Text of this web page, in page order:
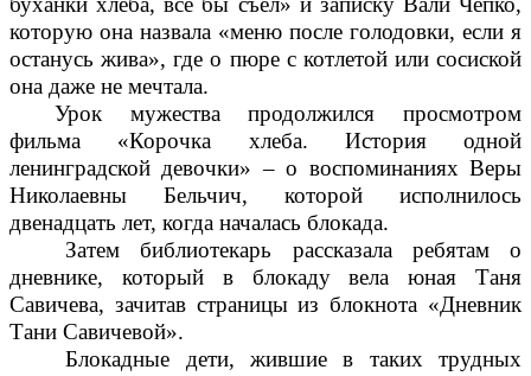
которую она назвала «меню после голодовки, если я
останусь жива», где о пюре с котлетой или сосиской
она даже не мечтала.
Урок мужества продолжился просмотром
фильма «Корочка хлеба. История одной
ленинградской девочки» – о воспоминаниях Веры
Николаевны Бельчич, которой исполнилось
двенадцать лет, когда началась блокада.
Затем библиотекарь рассказала ребятам о
дневнике, который в блокаду вела юная Таня
Савичева, зачитав страницы из блокнота «Дневник
Тани Савичевой».
Блокадные дети, жившие в таких трудных